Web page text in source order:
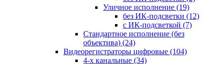
Уличное исполнение (19)
без ИК-подсветки (12)
с ИК-подсветкой (7)
Стандартное исполнение (без
объектива) (24)
Видеорегистраторы цифровые (104)
4-х канальные (34)